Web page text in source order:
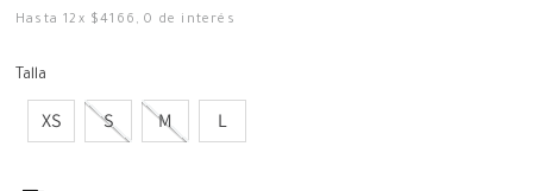
Hasta12 x $4166 ,0 de interés
Talla
XS S M L